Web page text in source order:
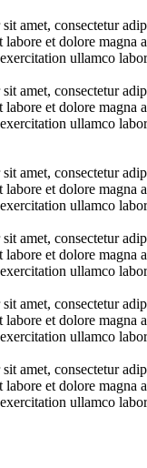
amet, consectetur
et dolore magna
ullamco
amet, consectetur
et dolore magna
ullamco
amet, consectetur
et dolore magna
ullamco
amet, consectetur
et dolore magna
ullamco
amet, consectetur
et dolore magna
ullamco
amet, consectetur
et dolore magna
ullamco